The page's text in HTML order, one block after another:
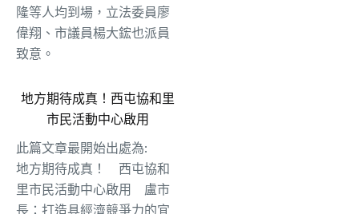
隆等人均到場，立法委員廖
偉翔、市議員楊大鋐也派員
致意。
地方期待成真！西屯協和里
市民活動中心啟用
此篇文章最開始出處為:
地方期待成真！ 西屯協和
里市民活動中心啟用 盧市
長：打造具經濟競爭力的宜